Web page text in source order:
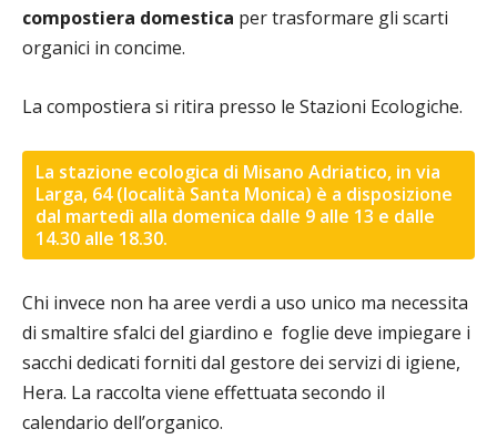
compostiera domestica per trasformare gli scarti
organici in concime.
La compostiera si ritira presso le Stazioni Ecologiche.
La stazione ecologica di Misano Adriatico, in via
Larga, 64 (località Santa Monica) è a disposizione
dal martedì alla domenica dalle 9 alle 13 e dalle
14.30 alle 18.30.
Chi invece non ha aree verdi a uso unico ma necessita
di smaltire sfalci del giardino e foglie deve impiegare i
sacchi dedicati forniti dal gestore dei servizi di igiene,
Hera. La raccolta viene effettuata secondo il
calendario dell’organico.